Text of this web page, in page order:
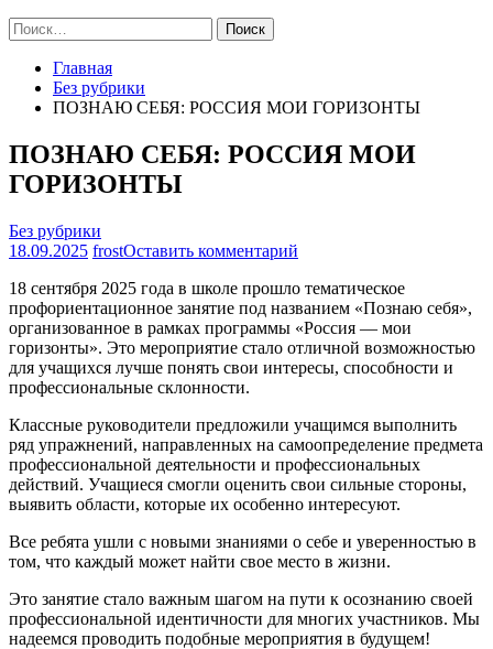
Найти:
Главная
Без рубрики
ПОЗНАЮ СЕБЯ: РОССИЯ МОИ ГОРИЗОНТЫ
ПОЗНАЮ СЕБЯ: РОССИЯ МОИ
ГОРИЗОНТЫ
Без рубрики
18.09.2025 frostОставить комментарий
СЕБЯ:
РОССИЯ
МОИ
ГОРИЗОНТЫ
18 сентября 2025 года в школе прошло тематическое
профориентационное занятие под названием «Познаю себя»,
организованное в рамках программы «Россия — мои
горизонты». Это мероприятие стало отличной возможностью
для учащихся лучше понять свои интересы, способности и
профессиональные склонности.
Классные руководители предложили учащимся выполнить
ряд упражнений, направленных на самоопределение предмета
профессиональной деятельности и профессиональных
действий. Учащиеся смогли оценить свои сильные стороны,
выявить области, которые их особенно интересуют.
Все ребята ушли с новыми знаниями о себе и уверенностью в
том, что каждый может найти свое место в жизни.
Это занятие стало важным шагом на пути к осознанию своей
профессиональной идентичности для многих участников. Мы
надеемся проводить подобные мероприятия в будущем!